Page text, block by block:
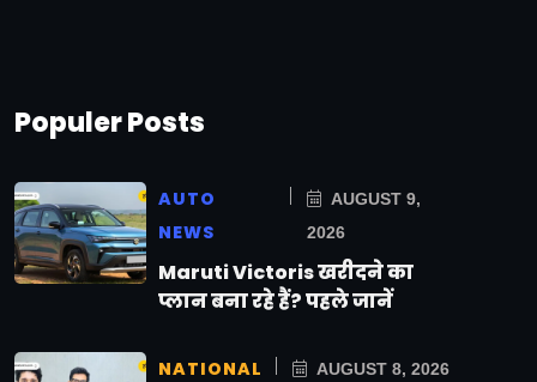
Populer Posts
AUTO
NEWS
AUGUST 9,
2026
Maruti Victoris खरीदने का
प्लान बना रहे हैं? पहले जानें
NATIONAL AUGUST 8, 2026